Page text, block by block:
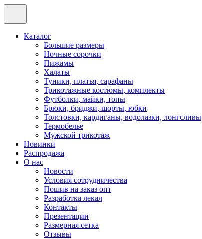
Каталог
Большие размеры
Ночные сорочки
Пижамы
Халаты
Туники, платья, сарафаны
Трикотажные костюмы, комплекты
Футболки, майки, топы
Брюки, бриджи, шорты, юбки
Толстовки, кардиганы, водолазки, лонгсливы
Термобелье
Мужской трикотаж
Новинки
Распродажа
О нас
Новости
Условия сотрудничества
Пошив на заказ опт
Разработка лекал
Контакты
Презентации
Размерная сетка
Отзывы